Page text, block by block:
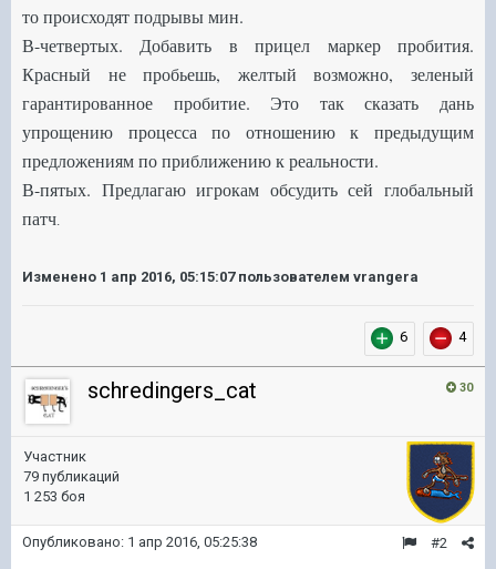
то происходят подрывы мин.
В-четвертых. Добавить в прицел маркер пробития.
Красный не пробьешь, желтый возможно, зеленый
гарантированное пробитие. Это так сказать дань
упрощению процесса по отношению к предыдущим
предложениям по приближению к реальности.
В-пятых. Предлагаю игрокам обсудить сей глобальный
патч.
Изменено 1 апр 2016, 05:15:07пользователем vrangera
6 4
30
schredingers_cat
Участник
79 публикаций
1 253 боя
#2
Опубликовано: 1 апр 2016, 05:25:38